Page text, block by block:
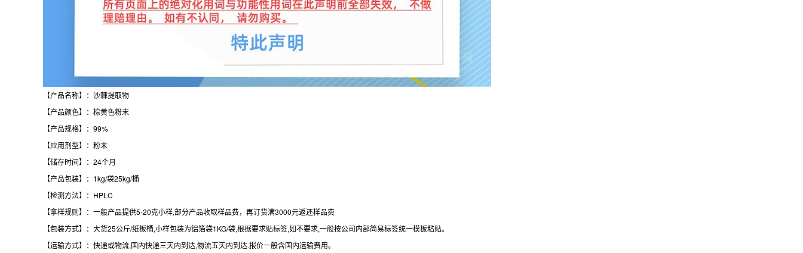
【产品名称】：沙棘提取物
【产品颜色】：棕黄色粉末
【产品规格】：99%
【应用剂型】：粉末
【储存时间】：24个月
【产品包装】：1kg/袋25kg/桶
【检测方法】：HPLC
【拿样规则】：一般产品提供5-20克小样,部分产品收取样品费，再订货满3000元返还样品费
【包装方式】：大货25公斤/纸板桶,小样包装为铝箔袋1KG/袋,根据要求贴标签,如不要求,一般按公司内部简易标签统一模板粘贴。
【运输方式】：快递或物流,国内快递三天内到达,物流五天内到达.报价一般含国内运输费用。